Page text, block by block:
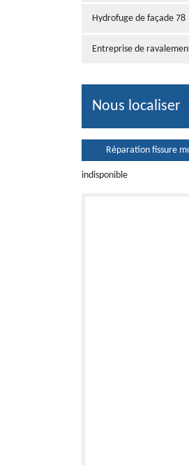
Hydrofuge de façade 78
Entreprise de
Nous localiser
Réparation fissure
indisponible